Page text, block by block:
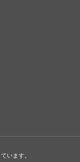
います。